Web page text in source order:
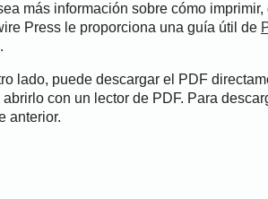
más información sobre cómo
Press le proporciona una guía útil de
.
lado, puede descargar el PDF
abrirlo con un lector de PDF. Para
anterior.